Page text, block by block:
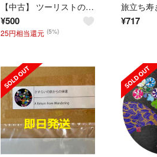
【中古】 ツーリストの帰還(下) (ハヤカワ文庫NV) オレン スタインハウアー 220287
¥500
25円相当還元 (5%)
¥717